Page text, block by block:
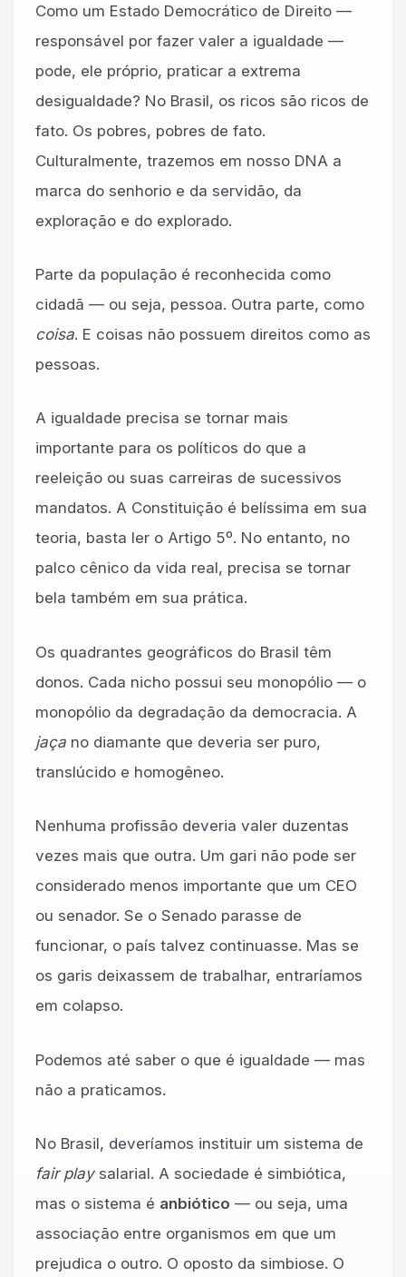
Como um Estado Democrático de Direito —
responsável por fazer valer a igualdade —
pode, ele próprio, praticar a extrema
desigualdade? No Brasil, os ricos são ricos de
fato. Os pobres, pobres de fato.
Culturalmente, trazemos em nosso DNA a
marca do senhorio e da servidão, da
exploração e do explorado.
Parte da população é reconhecida como
cidadã — ou seja, pessoa. Outra parte, como
coisa. E coisas não possuem direitos como as
pessoas.
A igualdade precisa se tornar mais
importante para os políticos do que a
reeleição ou suas carreiras de sucessivos
mandatos. A Constituição é belíssima em sua
teoria, basta ler o Artigo 5º. No entanto, no
palco cênico da vida real, precisa se tornar
bela também em sua prática.
Os quadrantes geográficos do Brasil têm
donos. Cada nicho possui seu monopólio — o
monopólio da degradação da democracia. A
jaça no diamante que deveria ser puro,
translúcido e homogêneo.
Nenhuma profissão deveria valer duzentas
vezes mais que outra. Um gari não pode ser
considerado menos importante que um CEO
ou senador. Se o Senado parasse de
funcionar, o país talvez continuasse. Mas se
os garis deixassem de trabalhar, entraríamos
em colapso.
Podemos até saber o que é igualdade — mas
não a praticamos.
No Brasil, deveríamos instituir um sistema de
fair playsalarial. A sociedade é simbiótica,
mas o sistema é anbiótico — ou seja, uma
associação entre organismos em que um
prejudica o outro. O oposto da simbiose. O